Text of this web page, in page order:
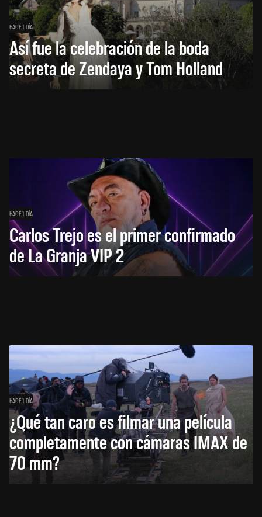
HACE 1 DÍA
Así fue la celebración de la boda
secreta de Zendaya y Tom Holland
HACE 1 DÍA
Carlos Trejo es el primer confirmado
de La Granja VIP 2
HACE 1 DÍA
¿Qué tan caro es filmar una película
completamente con cámaras IMAX de
70 mm?